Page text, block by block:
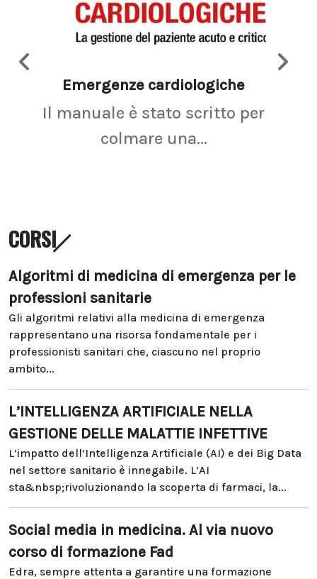
Emergenze cardiologiche
Il manuale è stato scritto per
colmare una...
CORSI
Algoritmi di medicina di emergenza per le
professioni sanitarie
Gli algoritmi relativi alla medicina di emergenza
rappresentano una risorsa fondamentale per i
professionisti sanitari che, ciascuno nel proprio
ambito...
L’INTELLIGENZA ARTIFICIALE NELLA
GESTIONE DELLE MALATTIE INFETTIVE
L’impatto dell’Intelligenza Artificiale (AI) e dei Big Data
nel settore sanitario è innegabile. L’AI
sta&nbsp;rivoluzionando la scoperta di farmaci, la...
Social media in medicina. Al via nuovo
corso di formazione Fad
Edra, sempre attenta a garantire una formazione